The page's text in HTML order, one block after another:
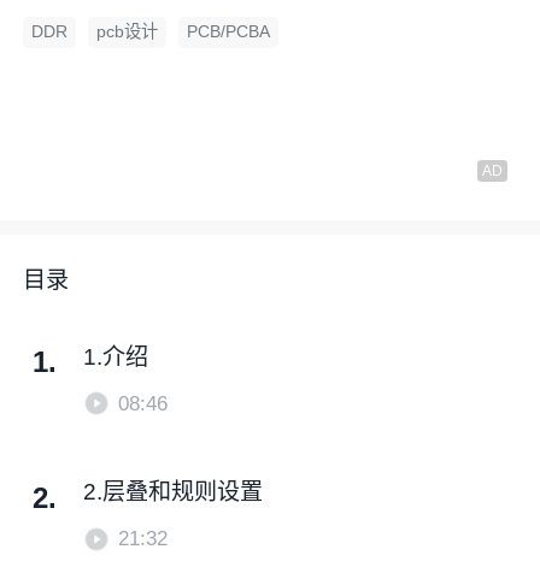
DDR pcb设计 PCB/PCBA
目录
1. 1.介绍
08:46
2. 2.层叠和规则设置
21:32